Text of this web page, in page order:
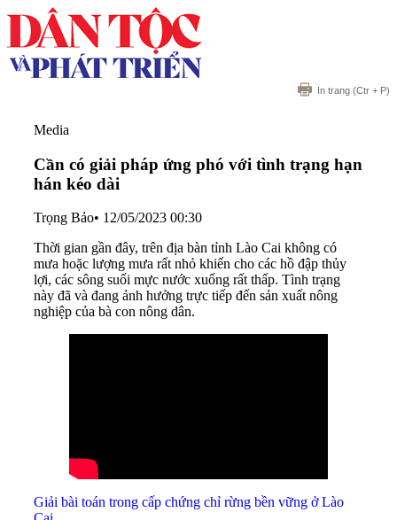
In trang (Ctr + P)
Media
Cần có giải pháp ứng phó với tình trạng hạn
hán kéo dài
Trọng Bảo• 12/05/2023 00:30
Thời gian gần đây, trên địa bàn tỉnh Lào Cai không có
mưa hoặc lượng mưa rất nhỏ khiến cho các hồ đập thủy
lợi, các sông suối mực nước xuống rất thấp. Tình trạng
này đã và đang ảnh hưởng trực tiếp đến sản xuất nông
nghiệp của bà con nông dân.
Giải bài toán trong cấp chứng chỉ rừng bền vững ở Lào